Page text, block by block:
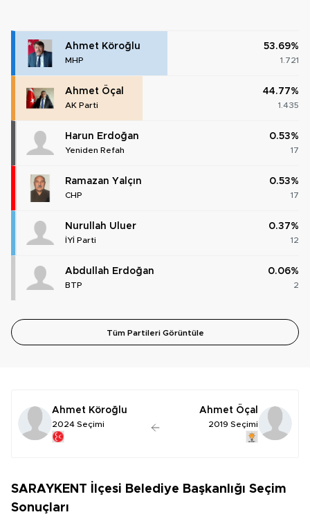
Ahmet Köroğlu
MHP
53.69%
1.721
Ahmet Öçal
AK Parti
44.77%
1.435
Harun Erdoğan
Yeniden Refah
0.53%
17
Ramazan Yalçın
CHP
0.53%
17
Nurullah Uluer
İYİ Parti
0.37%
12
Abdullah Erdoğan
BTP
0.06%
2
Tüm Partileri Görüntüle
Ahmet Köroğlu
2024 Seçimi
Ahmet Öçal
2019 Seçimi
SARAYKENT İlçesi Belediye Başkanlığı Seçim
Sonuçları